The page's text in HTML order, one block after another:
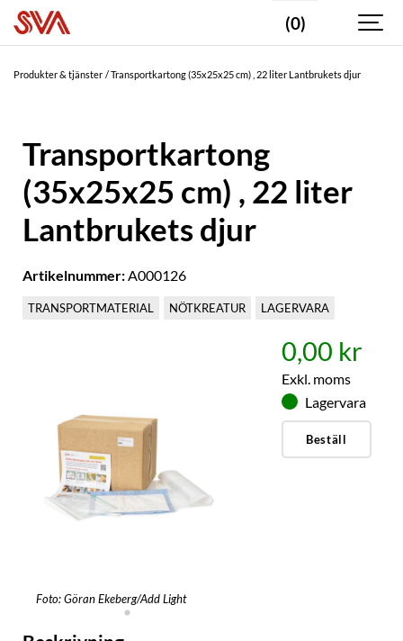
(0)
Produkter & tjänster Transportkartong (35x25x25 cm) , 22 liter Lantbrukets djur
Transportkartong
(35x25x25 cm) , 22 liter
Lantbrukets djur
Artikelnummer:A000126
TRANSPORTMATERIAL NÖTKREATUR LAGERVARA
Foto: Göran Ekeberg/Add Light
0,00 kr
Exkl. moms
Lagervara
Beställ